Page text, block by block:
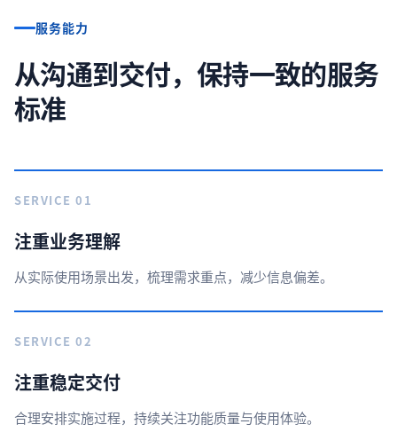
服务能力
从沟通到交付，保持一致的服务
标准
SERVICE 01
注重业务理解
从实际使用场景出发，梳理需求重点，减少信息偏差。
SERVICE 02
注重稳定交付
合理安排实施过程，持续关注功能质量与使用体验。